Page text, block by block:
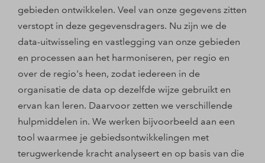
gebieden ontwikkelen. Veel van onze gegevens zitten
verstopt in deze gegevensdragers. Nu zijn we de
data-uitwisseling en vastlegging van onze gebieden
en processen aan het harmoniseren, per regio en
over de regio's heen, zodat iedereen in de
organisatie de data op dezelfde wijze gebruikt en
ervan kan leren. Daarvoor zetten we verschillende
hulpmiddelen in. We werken bijvoorbeeld aan een
tool waarmee je gebiedsontwikkelingen met
terugwerkende kracht analyseert en op basis van die